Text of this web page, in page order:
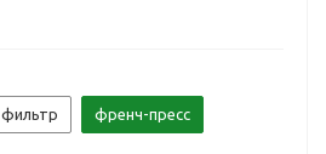
фильтр френч-пресс